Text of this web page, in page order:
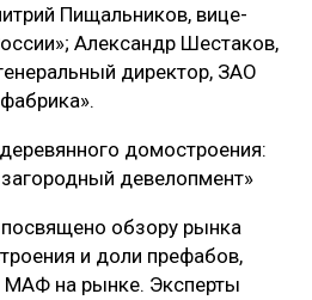
Пищальников, вице-
Александр Шестаков,
директор, ЗАО
домостроения:
девелопмент»
обзору рынка
и доли префабов,
на рынке. Эксперты